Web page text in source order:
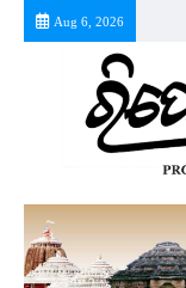
Aug 6, 2026